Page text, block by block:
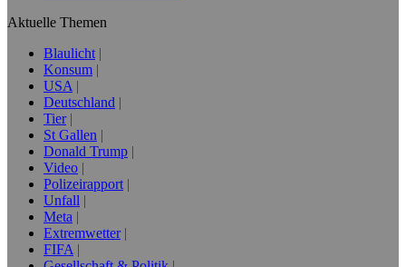
Aktuelle Themen
Blaulicht
Konsum
USA
Deutschland
Tier
St Gallen
Donald Trump
Video
Polizeirapport
Unfall
Meta
Extremwetter
FIFA